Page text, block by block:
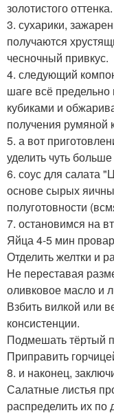
золотистого оттенка.
3. сухарики,
получаются
чесночный привкус.
4. следующий
шаге всё
кубиками и
получения румяной
5. а вот
уделить чуть
6. соус для салата
основе сырых
полуготовности
7. остановимся на
Яйца 4-5 мин
Отделить желтки и
Не переставая
оливковое масло и
Взбить вилкой или
консистенции.
Подмешать тёртый
Приправить
8. и наконец,
Салатные листья
распределить их по